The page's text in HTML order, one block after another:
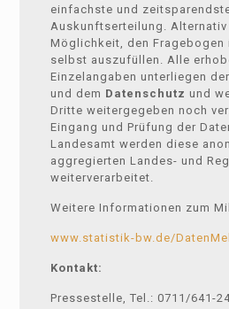
einfachste und
Auskunftserteilung.
Möglichkeit, den Fragebogen
selbst auszufüllen. Alle
Einzelangaben unterliegen der
und dem Datenschutz und
Dritte weitergegeben noch
Eingang und Prüfung der
Landesamt werden diese
aggregierten Landes- und
weiterverarbeitet.
Weitere Informationen zum
www.statistik-bw.de/
Kontakt:
Pressestelle, Tel.: 0711/641-